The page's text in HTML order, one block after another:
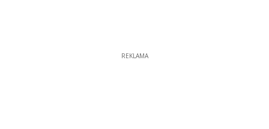
REKLAMA